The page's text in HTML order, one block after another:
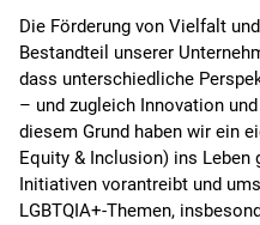
Die Förderung von Vielfalt
Bestandteil unserer
dass unterschiedliche
– und zugleich Innovation
diesem Grund haben wir ein
Equity & Inclusion) ins Leben
Initiativen vorantreibt und
LGBTQIA+-Themen,